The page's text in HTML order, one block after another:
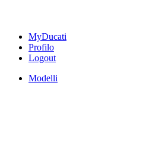
MyDucati
Profilo
Logout
Modelli